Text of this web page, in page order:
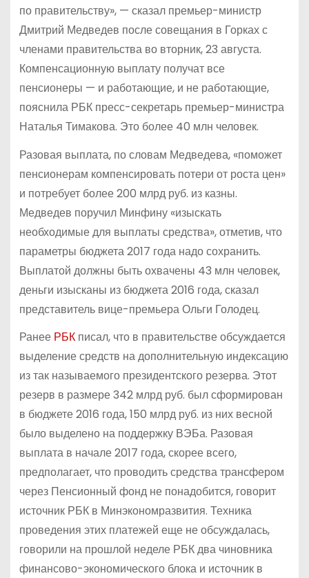
по правительству», — сказал премьер-министр
Дмитрий Медведев после совещания в Горках с
членами правительства во вторник, 23 августа.
Компенсационную выплату получат все
пенсионеры — и работающие, и не работающие,
пояснила РБК пресс-секретарь премьер-министра
Наталья Тимакова. Это более 40 млн человек.
Разовая выплата, по словам Медведева, «поможет
пенсионерам компенсировать потери от роста цен»
и потребует более 200 млрд руб. из казны.
Медведев поручил Минфину «изыскать
необходимые для выплаты средства», отметив, что
параметры бюджета 2017 года надо сохранить.
Выплатой должны быть охвачены 43 млн человек,
деньги изысканы из бюджета 2016 года, сказал
представитель вице-премьера Ольги Голодец.
Ранее РБКписал, что в правительстве обсуждается
выделение средств на дополнительную индексацию
из так называемого президентского резерва. Этот
резерв в размере 342 млрд руб. был сформирован
в бюджете 2016 года, 150 млрд руб. из них весной
было выделено на поддержку ВЭБа. Разовая
выплата в начале 2017 года, скорее всего,
предполагает, что проводить средства трансфером
через Пенсионный фонд не понадобится, говорит
источник РБК в Минэкономразвития. Техника
проведения этих платежей еще не обсуждалась,
говорили на прошлой неделе РБК два чиновника
финансово-экономического блока и источник в